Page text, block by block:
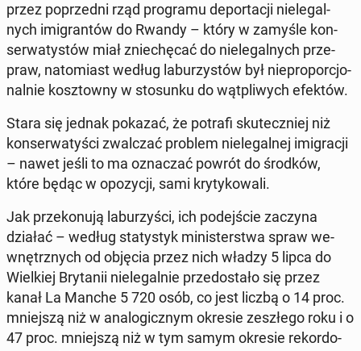
przez po­przed­ni rząd pro­gra­mu de­por­ta­cji nie­le­gal­
nych imi­gran­tów do Rwandy – który w zamyśle kon­
ser­wa­ty­stów miał znie­chę­cać do nie­le­gal­nych prze­
praw, na­to­miast według la­bu­rzy­stów był nie­pro­por­cjo­
nal­nie kosz­tow­ny w sto­sun­ku do wąt­pli­wych efektów.
Stara się jednak pokazać, że potrafi sku­tecz­niej niż
kon­ser­wa­ty­ści zwal­czać problem nie­le­gal­nej imi­gra­cji
– nawet jeśli to ma ozna­czać powrót do środków,
które będąc w opo­zy­cji, sami kry­ty­ko­wa­li.
Jak prze­ko­nu­ją la­bu­rzy­ści, ich po­dej­ście zaczyna
działać – według sta­ty­styk mi­ni­ster­stwa spraw we­
wnętrz­nych od objęcia przez nich władzy 5 lipca do
Wiel­kiej Bry­ta­nii nie­le­gal­nie prze­do­sta­ło się przez
kanał La Manche 5 720 osób, co jest liczbą o 14 proc.
mniej­szą niż w ana­lo­gicz­nym okresie ze­szłe­go roku i o
47 proc. mniej­szą niż w tym samym okresie re­kor­do­